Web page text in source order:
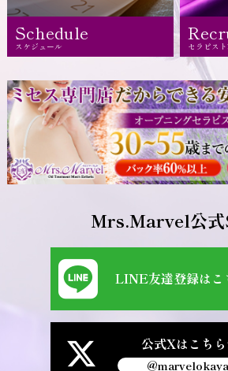
Schedule
スケジュール セラピス
Mrs.Marvel公
LINE友達登録はこ
公式Xはこち